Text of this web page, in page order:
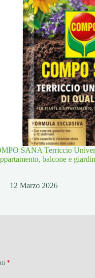
SANA Terriccio
balcone e
12 Marzo 2026
*